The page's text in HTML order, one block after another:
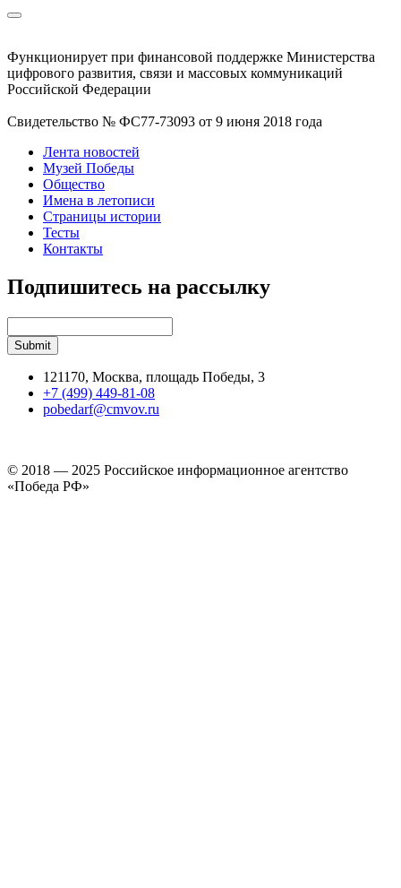
Функционирует при финансовой поддержке Министерства
цифрового развития, связи и массовых коммуникаций
Российской Федерации
Свидетельство № ФС77-73093 от 9 июня 2018 года
Лента новостей
Музей Победы
Общество
Имена в летописи
Страницы истории
Тесты
Контакты
Подпишитесь на рассылку
121170, Москва, площадь Победы, 3
+7 (499) 449-81-08
pobedarf@cmvov.ru
© 2018 — 2025 Российское информационное агентство
«Победа РФ»